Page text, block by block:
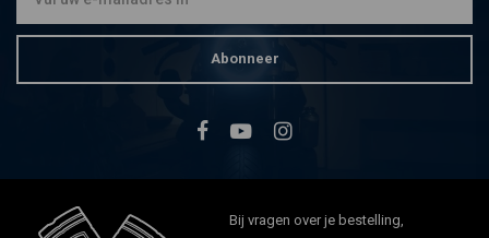
Abonneer
Bij vragen over je bestelling,